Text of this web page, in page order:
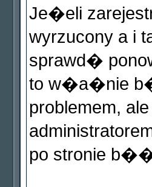
Je�eli
wyrzucony a i
sprawd�
to w�a�nie
problemem,
po stronie